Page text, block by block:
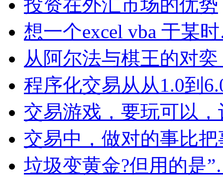
投资在外汇市场的优势
想一个excel vba 于某
从阿尔法与棋王的对
程序化交易从从1.0到
交易游戏，要玩可以
交易中，做对的事比
垃圾变黄金?但用的是